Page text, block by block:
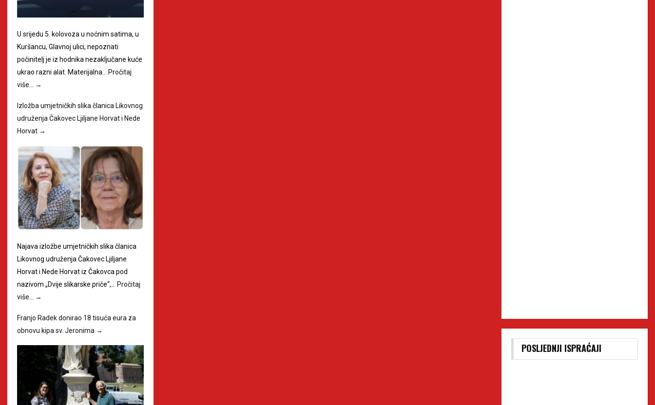
U srijedu 5. kolovoza u noćnim satima, u
Kuršancu, Glavnoj ulici, nepoznati
počinitelj je iz hodnika nezaključane kuće
ukrao razni alat. Materijalna…
Pročitaj
više…
→
Izložba umjetničkih slika članica Likovnog
udruženja Čakovec Ljiljane Horvat i Nede
Horvat →
Najava izložbe umjetničkih slika članica
Likovnog udruženja Čakovec Ljiljane
Horvat i Nede Horvat iz Čakovca pod
nazivom „Dvije slikarske priče“,… Pročitaj
više…
→
Franjo Radek donirao 18 tisuća eura za
obnovu kipa sv. Jeronima →
POSLJEDNJI ISPRAĆAJI